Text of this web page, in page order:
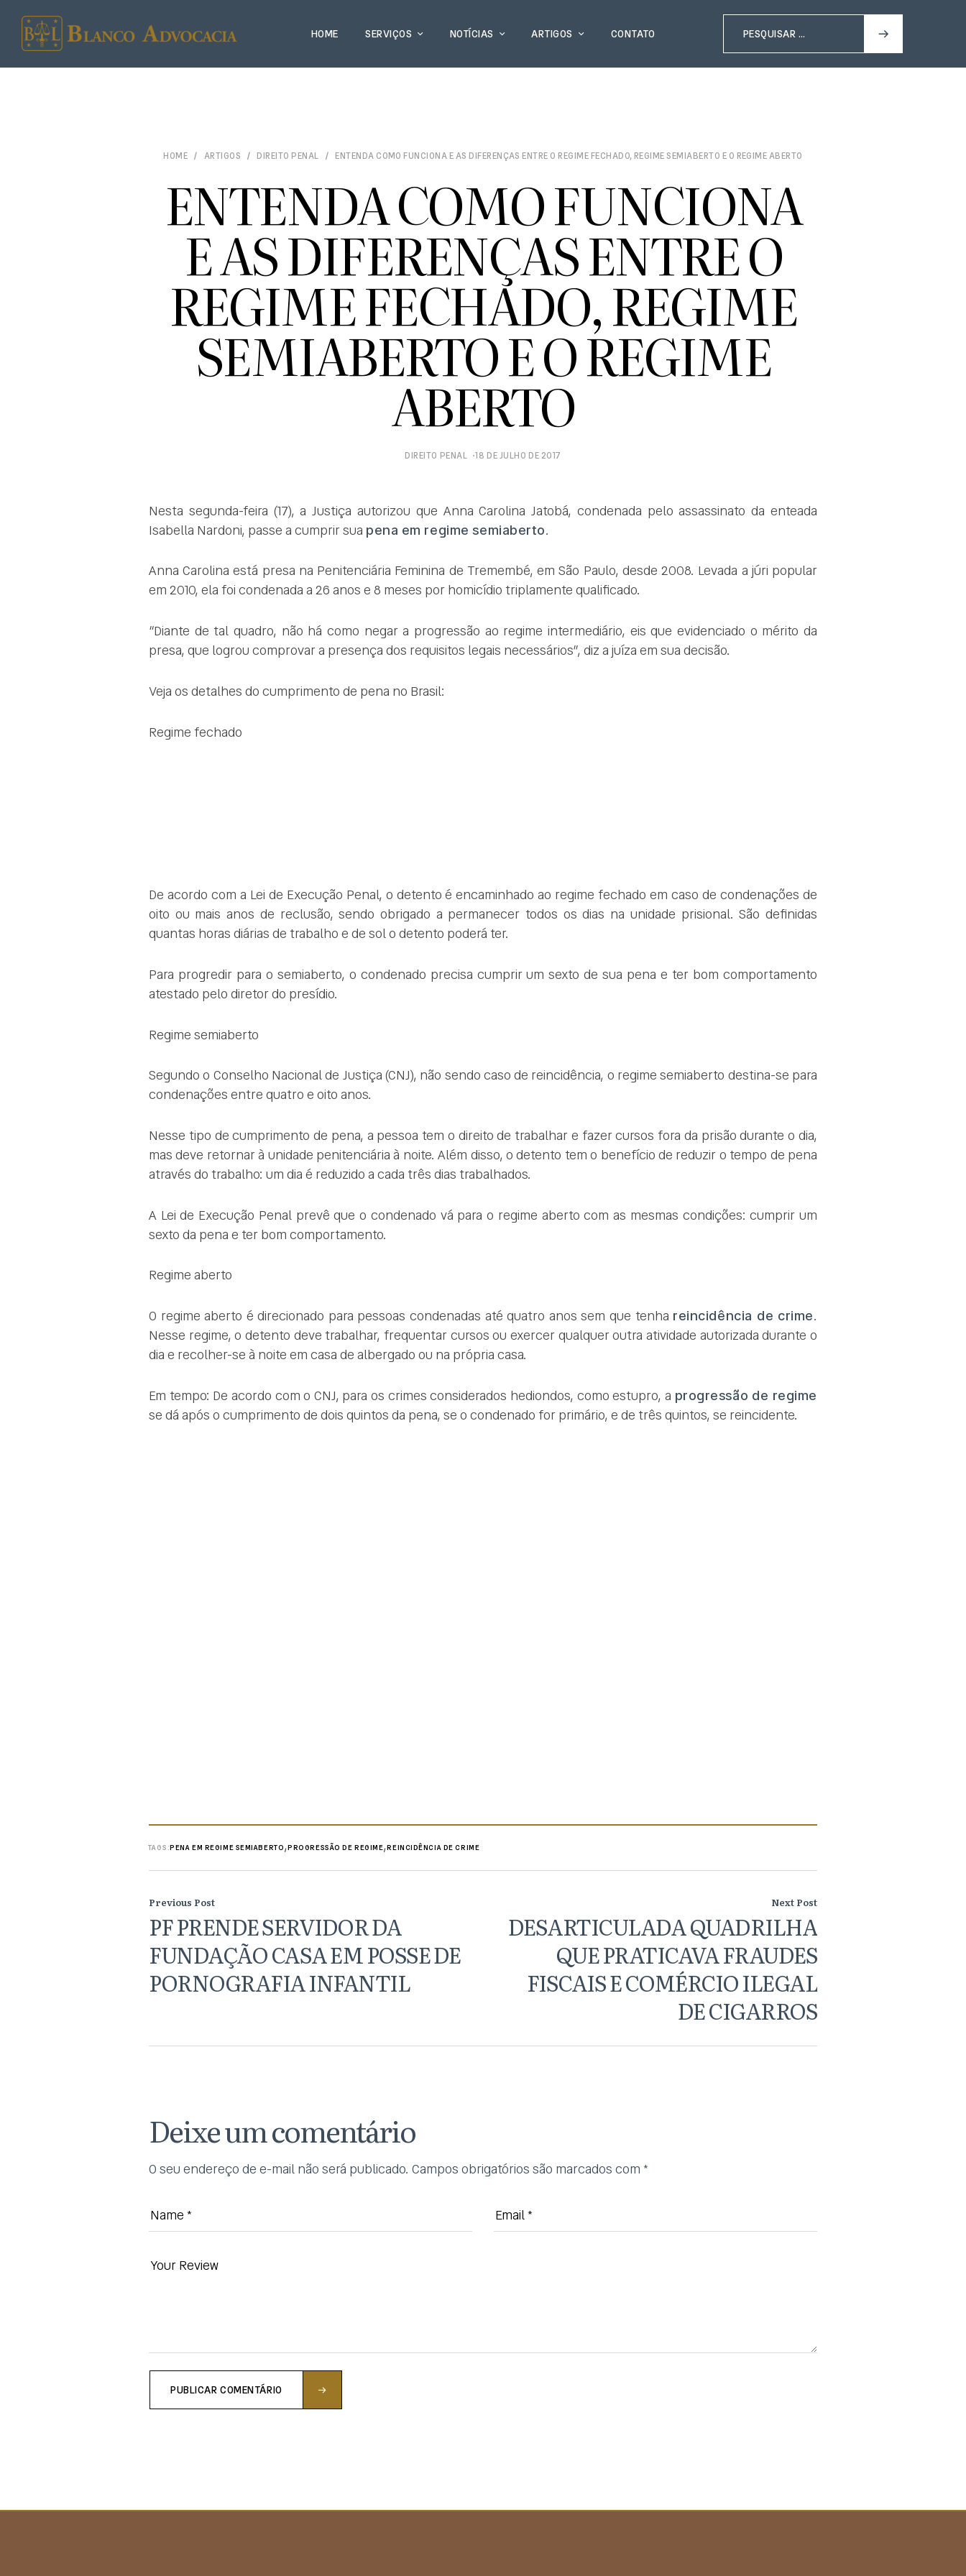
HOME SERVIÇOS NOTÍCIAS ARTIGOS CONTATO
HOME ARTIGOS DIREITO PENAL ENTENDA COMO FUNCIONA E AS DIFERENÇAS ENTRE O REGIME FECHADO, REGIME SEMIABERTO E O REGIME ABERTO
ENTENDA COMO FUNCIONA
E AS DIFERENÇAS ENTRE O
REGIME FECHADO, REGIME
SEMIABERTO E O REGIME
ABERTO
DIREITO PENAL 18 DE JULHO DE 2017
Nesta segunda-feira (17), a Justiça autorizou que Anna Carolina Jatobá, condenada pelo assassinato da enteada
Isabella Nardoni, passe a cumprir sua pena em regime semiaberto.
Anna Carolina está presa na Penitenciária Feminina de Tremembé, em São Paulo, desde 2008. Levada a júri popular
em 2010, ela foi condenada a 26 anos e 8 meses por homicídio triplamente qualificado.
“Diante de tal quadro, não há como negar a progressão ao regime intermediário, eis que evidenciado o mérito da
presa, que logrou comprovar a presença dos requisitos legais necessários”, diz a juíza em sua decisão.
Veja os detalhes do cumprimento de pena no Brasil:
Regime fechado
De acordo com a Lei de Execução Penal, o detento é encaminhado ao regime fechado em caso de condenações de
oito ou mais anos de reclusão, sendo obrigado a permanecer todos os dias na unidade prisional. São definidas
quantas horas diárias de trabalho e de sol o detento poderá ter.
Para progredir para o semiaberto, o condenado precisa cumprir um sexto de sua pena e ter bom comportamento
atestado pelo diretor do presídio.
Regime semiaberto
Segundo o Conselho Nacional de Justiça (CNJ), não sendo caso de reincidência, o regime semiaberto destina-se para
condenações entre quatro e oito anos.
Nesse tipo de cumprimento de pena, a pessoa tem o direito de trabalhar e fazer cursos fora da prisão durante o dia,
mas deve retornar à unidade penitenciária à noite. Além disso, o detento tem o benefício de reduzir o tempo de pena
através do trabalho: um dia é reduzido a cada três dias trabalhados.
A Lei de Execução Penal prevê que o condenado vá para o regime aberto com as mesmas condições: cumprir um
sexto da pena e ter bom comportamento.
Regime aberto
O regime aberto é direcionado para pessoas condenadas até quatro anos sem que tenha reincidência de crime.
Nesse regime, o detento deve trabalhar, frequentar cursos ou exercer qualquer outra atividade autorizada durante o
dia e recolher-se à noite em casa de albergado ou na própria casa.
Em tempo: De acordo com o CNJ, para os crimes considerados hediondos, como estupro, a progressão de regime
se dá após o cumprimento de dois quintos da pena, se o condenado for primário, e de três quintos, se reincidente.
TAGS:PENA EM REGIME SEMIABERTO,PROGRESSÃO DE REGIME,REINCIDÊNCIA DE CRIME
Previous Post
PF PRENDE SERVIDOR DA
FUNDAÇÃO CASA EM POSSE DE
PORNOGRAFIA INFANTIL
Next Post
DESARTICULADA QUADRILHA
QUE PRATICAVA FRAUDES
FISCAIS E COMÉRCIO ILEGAL
DE CIGARROS
Deixe um comentário
O seu endereço de e-mail não será publicado. Campos obrigatórios são marcados com *
PUBLICAR COMENTÁRIO